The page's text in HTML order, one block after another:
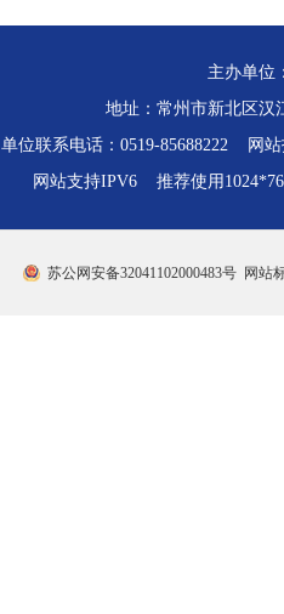
主办单位
地址：常州市新北区
单位联系电话：0519-85688222 网站
网站支持IPV6 推荐使用
苏公网安备32041102000483号 网站